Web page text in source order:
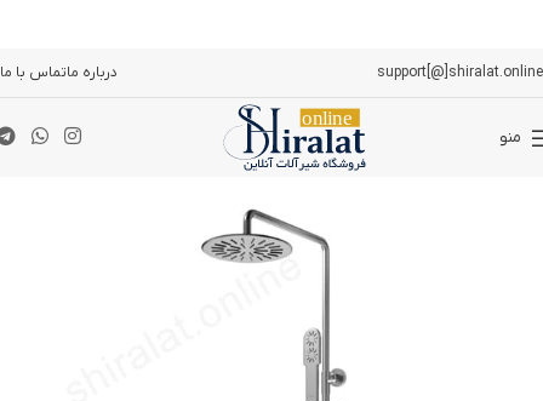
support[@]shiralat.online درباره ماتماس با ما
منو